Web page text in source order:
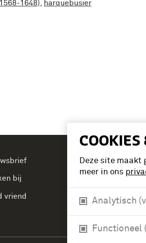
Deze site maakt
meer in ons
Analytisch
Functioneel
1648) harquebusier
bij
vriend
Verlengde